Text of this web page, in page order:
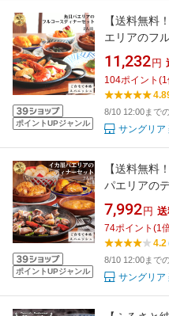
ポイントUPジャンル
【送料無料
エリアのフ
惣菜 ディナ
味 温める
11,232 円
104ポイント (1
8/10 12:00まで
サングリア
ポイントUPジャンル
【送料無料
パエリアの
ペイン料理
せ セット
ンの味 お取
7,992 円
74ポイント (1
4.2
8/10 12:00まで
サングリア